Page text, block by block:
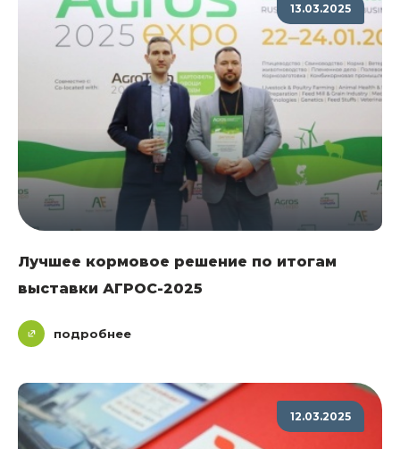
13.03.2025
Лучшее кормовое решение по итогам
выставки АГРОС-2025
подробнее
12.03.2025